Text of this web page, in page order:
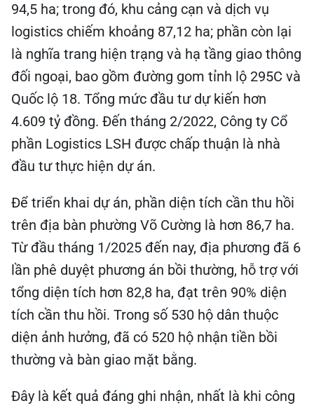
94,5 ha; trong đó, khu cảng cạn và dịch vụ
logistics chiếm khoảng 87,12 ha; phần còn lại
là nghĩa trang hiện trạng và hạ tầng giao thông
đối ngoại, bao gồm đường gom tỉnh lộ 295C và
Quốc lộ 18. Tổng mức đầu tư dự kiến hơn
4.609 tỷ đồng. Đến tháng 2/2022, Công ty Cổ
phần Logistics LSH được chấp thuận là nhà
đầu tư thực hiện dự án.
Để triển khai dự án, phần diện tích cần thu hồi
trên địa bàn phường Võ Cường là hơn 86,7 ha.
Từ đầu tháng 1/2025 đến nay, địa phương đã 6
lần phê duyệt phương án bồi thường, hỗ trợ với
tổng diện tích hơn 82,8 ha, đạt trên 90% diện
tích cần thu hồi. Trong số 530 hộ dân thuộc
diện ảnh hưởng, đã có 520 hộ nhận tiền bồi
thường và bàn giao mặt bằng.
Đây là kết quả đáng ghi nhận, nhất là khi công